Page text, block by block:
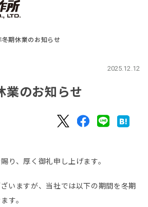
期休業のお知らせ
2025.12.12
業のお知らせ
り、厚く御礼申し上げます。
いますが、当社では以下の期間を冬期
す。